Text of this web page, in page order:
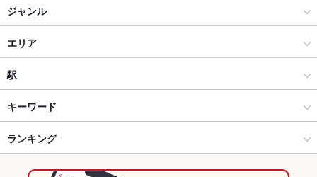
ジャンル
焼肉・ホルモン
肉料理全般
福井市 × 焼肉・ホルモン
福井市 × 肉料理全般
福井駅駅 × 焼肉・ホルモン
エリア
福井駅
福井駅 × 焼肉・ホルモン
福井駅 × 肉料理全般
駅
福井駅駅
キーワード
からあげ 牛タン
ランキング
福井のグルメランキング